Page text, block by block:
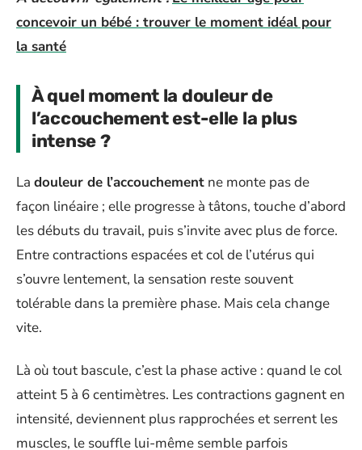
concevoir un bébé : trouver le moment idéal pour
la santé
À quel moment la douleur de
l’accouchement est-elle la plus
intense ?
La douleur de l’accouchement ne monte pas de
façon linéaire ; elle progresse à tâtons, touche d’abord
les débuts du travail, puis s’invite avec plus de force.
Entre contractions espacées et col de l’utérus qui
s’ouvre lentement, la sensation reste souvent
tolérable dans la première phase. Mais cela change
vite.
Là où tout bascule, c’est la phase active : quand le col
atteint 5 à 6 centimètres. Les contractions gagnent en
intensité, deviennent plus rapprochées et serrent les
muscles, le souffle lui-même semble parfois